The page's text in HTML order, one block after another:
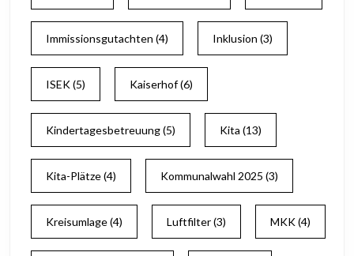
Immissionsgutachten (4) Inklusion (3)
ISEK(5) Kaiserhof(6)
Kindertagesbetreuung(5) Kita (13)
Kita-Plätze(4) Kommunalwahl 2025 (3)
Kreisumlage(4) Luftfilter(3) MKK(4)